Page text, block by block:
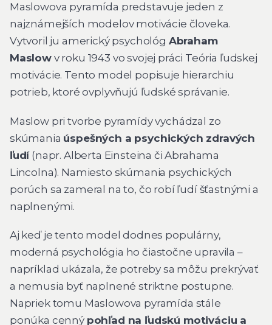
Maslowova pyramída predstavuje jeden z
najznámejších modelov motivácie človeka.
Vytvoril ju americký psychológ Abraham
Maslowv roku 1943 vo svojej práci Teória ľudskej
motivácie. Tento model popisuje hierarchiu
potrieb, ktoré ovplyvňujú ľudské správanie.
Maslow pri tvorbe pyramídy vychádzal zo
skúmania úspešných a psychických zdravých
ľudí(napr. Alberta Einsteina či Abrahama
Lincolna). Namiesto skúmania psychických
porúch sa zameral na to, čo robí ľudí šťastnými a
naplnenými.
Aj keď je tento model dodnes populárny,
moderná psychológia ho čiastočne upravila –
napríklad ukázala, že potreby sa môžu prekrývať
a nemusia byť naplnené striktne postupne.
Napriek tomu Maslowova pyramída stále
ponúka cenný pohľad na ľudskú motiváciu a